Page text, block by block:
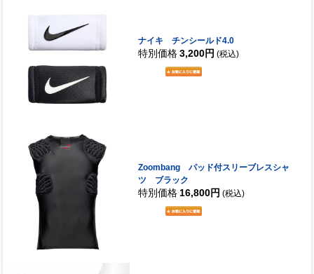
ナイキ チンシールド4.0
特別価格 3,200円 (税込)
Zoombang パッド付スリーブレスシャ
ツ ブラック
特別価格 16,800円 (税込)